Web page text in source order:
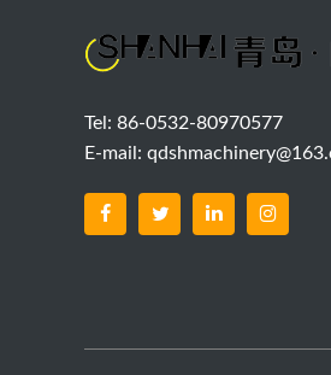
Tel: 86-0532-80970577
E-mail: